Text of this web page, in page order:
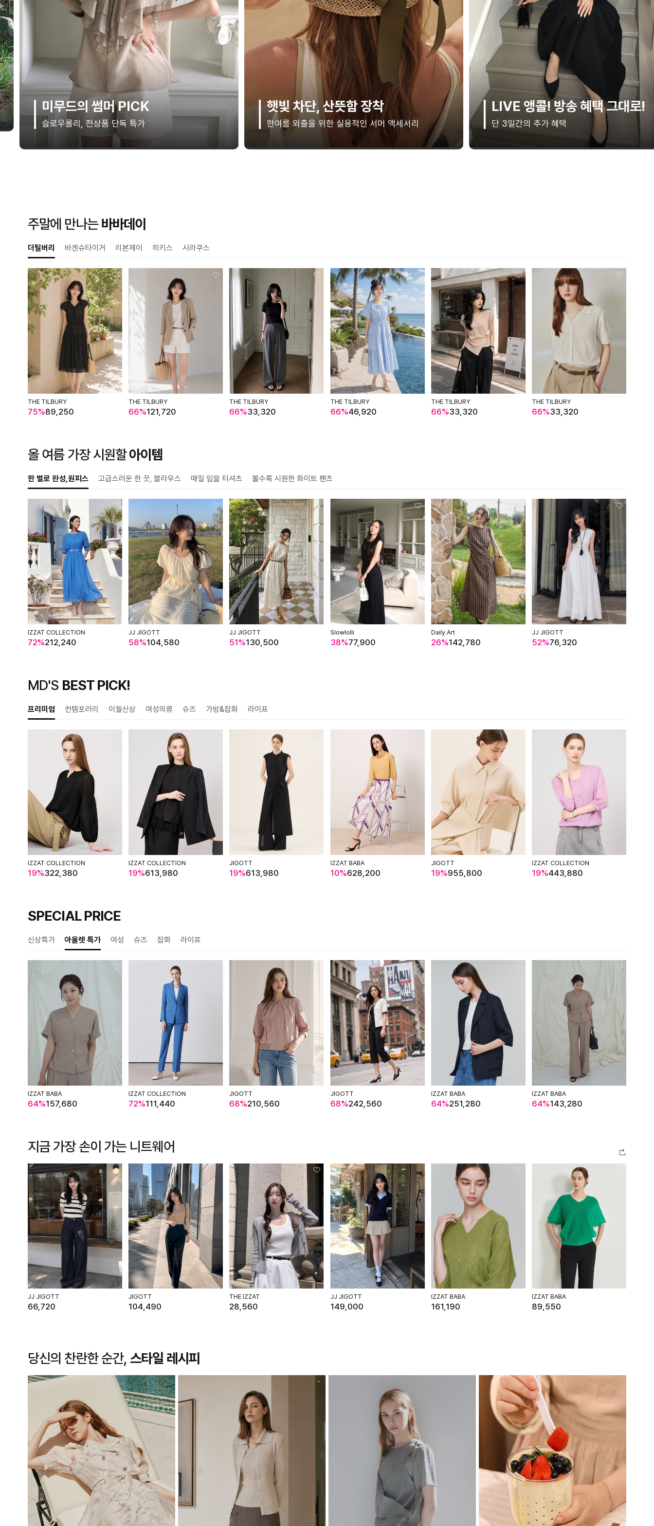
햇빛 차단, 산뜻함 장착
한여름 외출을 위한 실용적인 서머 액세서리
LIVE 앵콜! 방송 혜택 그대로!
단 3일간의 추가 혜택
The Black Edition
클래식의 완성, 단 하나의 블랙
주말에 만나는바바데이
더틸버리 바겐슈타이거 리본제이 히키스 시라쿠스
THE TILBURY
89,250
75%
THE TILBURY
121,720
66%
THE TILBURY
33,320
66%
THE TILBURY
46,920
66%
THE TILBURY
33,320
66%
THE TILBURY
33,320
66%
올 여름 가장 시원할아이템
한 벌로 완성,원피스 고급스러운 한 끗, 블라우스 매일 입을 티셔츠 볼수록 시원한 화이트 팬츠
IZZAT COLLECTION
212,240
72%
JJ JIGOTT
104,580
58%
JJ JIGOTT
130,500
51%
Slowlolli
77,900
38%
Daily Art
142,780
26%
JJ JIGOTT
76,320
52%
MD'S BEST PICK!
프리미엄 컨템포러리 이월신상 여성의류 슈즈 가방&잡화 라이프
IZZAT COLLECTION
322,380
19%
IZZAT COLLECTION
613,980
19%
JIGOTT
613,980
19%
IZZAT BABA
628,200
10%
JIGOTT
955,800
19%
IZZAT COLLECTION
443,880
19%
SPECIAL PRICE
신상특가 아울렛 특가 여성 슈즈 잡화 라이프
IZZAT BABA
157,680
64%
IZZAT COLLECTION
111,440
72%
JIGOTT
210,560
68%
JIGOTT
242,560
68%
IZZAT BABA
251,280
64%
IZZAT BABA
143,280
64%
지금 가장 손이 가는 니트웨어
JJ JIGOTT
66,720
JIGOTT
104,490
THE IZZAT
28,560
JJ JIGOTT
149,000
IZZAT BABA
161,190
IZZAT BABA
89,550
당신의 찬란한 순간, 스타일 레시피